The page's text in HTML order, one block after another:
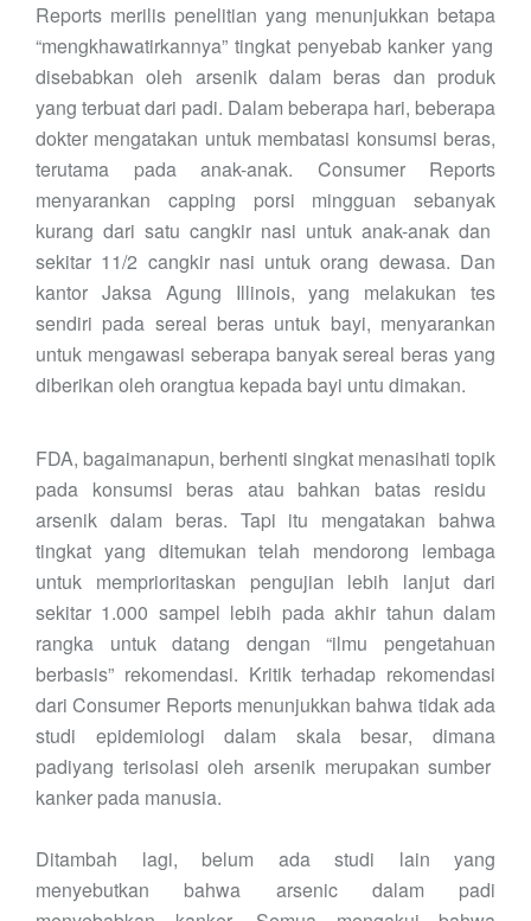
Reports merilis penelitian yang menunjukkan betapa
“mengkhawatirkannya” tingkat penyebab kankeryang
disebabkan oleh arsenik dalam beras dan produk
yang terbuat dari padi. Dalam beberapa hari, beberapa
dokter mengatakan untuk membatasi konsumsi beras,
terutama pada anak-anak. Consumer Reports
menyarankan capping porsi mingguan sebanyak
kurang dari satu cangkir nasi untuk anak-anak dan
sekitar 11/2 cangkir nasi untuk orang dewasa. Dan
kantor Jaksa Agung Illinois, yang melakukan tes
sendiri pada sereal beras untuk bayi, menyarankan
untuk mengawasi seberapa banyaksereal beras yang
diberikan oleh orangtua kepada bayi untu dimakan.
FDA, bagaimanapun, berhenti singkat menasihati topik
pada konsumsi beras atau bahkan batas residu
arsenik dalam beras. Tapi itu mengatakan bahwa
tingkat yang ditemukan telah mendorong lembaga
untuk memprioritaskan pengujian lebih lanjut dari
sekitar 1.000 sampel lebih pada akhir tahun dalam
rangka untuk datang dengan “ilmu pengetahuan
berbasis” rekomendasi. Kritik terhadap rekomendasi
dariConsumer Reports menunjukkan bahwa tidak ada
studi epidemiologi dalam skala besar, dimana
padiyang terisolasioleharsenik merupakansumber
kanker pada manusia.
Ditambah lagi, belum ada studi lain yang
menyebutkan bahwa arsenic dalam padi